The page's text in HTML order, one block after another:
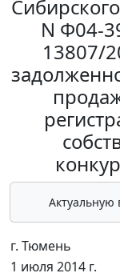
N Ф04-
13807/
Актуальную
г. Тюмень
1 июля 2014 г.